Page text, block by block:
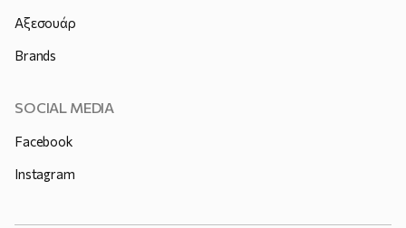
Αξεσουάρ
Brands
SOCIAL MEDIA
Facebook
Instagram